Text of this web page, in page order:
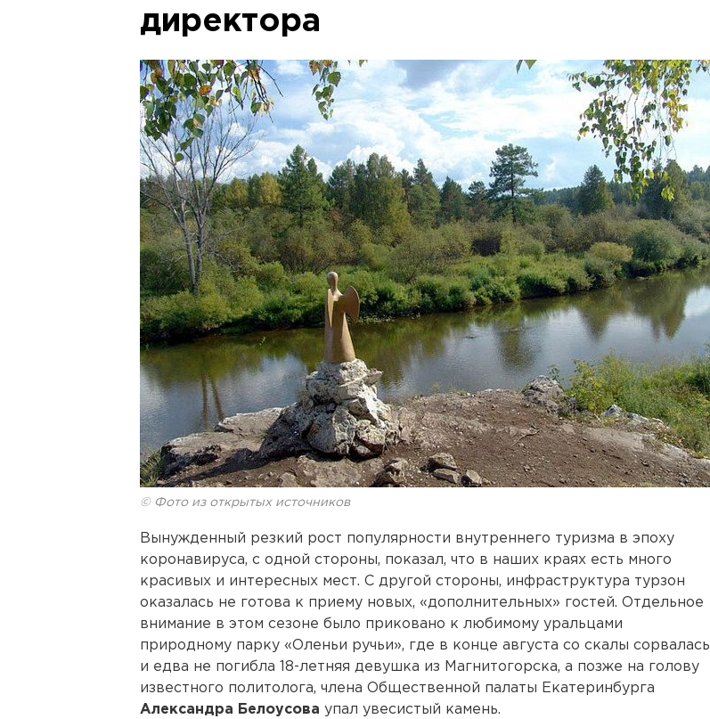
директора
© Фото из открытых источников
Вынужденный резкий рост популярности внутреннего туризма в эпоху
коронавируса, с одной стороны, показал, что в наших краях есть много
красивых и интересных мест. С другой стороны, инфраструктура турзон
оказалась не готова к приему новых, «дополнительных» гостей. Отдельное
внимание в этом сезоне было приковано к любимому уральцами
природному парку «Оленьи ручьи», где в конце августа со скалы сорвалась
и едва не погибла 18-летняя девушка из Магнитогорска, а позже на голову
известного политолога, члена Общественной палаты Екатеринбурга
Александра Белоусова упал увесистый камень.